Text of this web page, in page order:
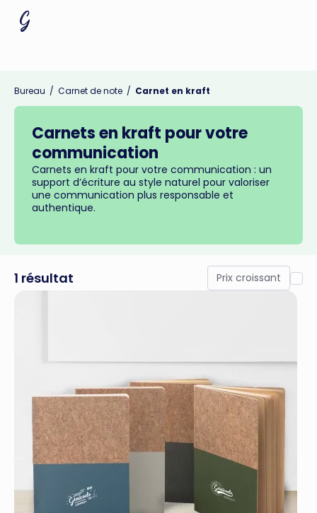
Bureau / Carnet de note / Carnet en kraft
Carnets en kraft pour votre
communication
Carnets en kraft pour votre communication : un
support d’écriture au style naturel pour valoriser
une communication plus responsable et
authentique.
1 résultat Prix croissant